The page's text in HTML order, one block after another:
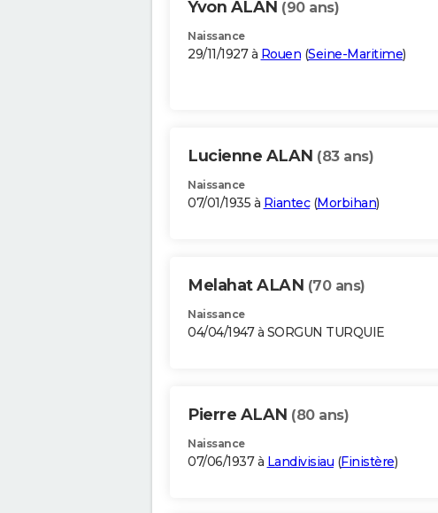
Yvon ALAN (90 ans)
Naissance
29/11/1927 à Rouen (Seine-Maritime)
Lucienne ALAN (83 ans)
Naissance
07/01/1935 à Riantec(Morbihan)
Melahat ALAN (70 ans)
Naissance
04/04/1947 à SORGUN TURQUIE
Pierre ALAN (80 ans)
Naissance
07/06/1937 à Landivisiau (Finistère)